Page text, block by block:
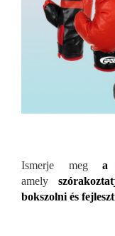
Ismerje meg
amely
bokszolni és